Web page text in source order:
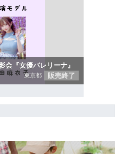
会『女優バレリーナ』
東京都 販売終了